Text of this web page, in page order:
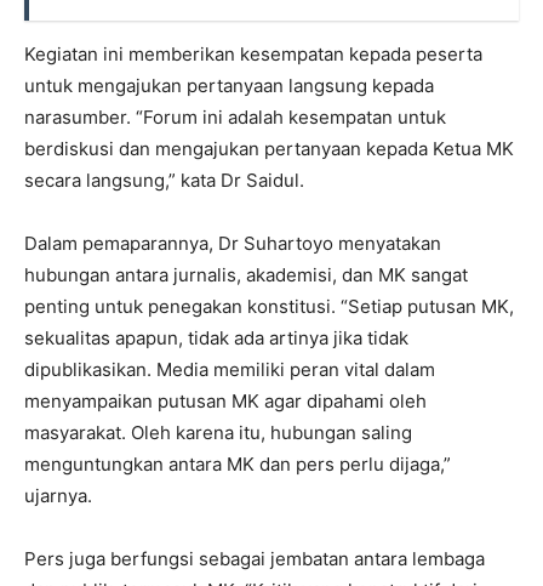
Kegiatan ini memberikan kesempatan kepada peserta
untuk mengajukan pertanyaan langsung kepada
narasumber. “Forum ini adalah kesempatan untuk
berdiskusi dan mengajukan pertanyaan kepada Ketua MK
secara langsung,” kata Dr Saidul.
Dalam pemaparannya, Dr Suhartoyo menyatakan
hubungan antara jurnalis, akademisi, dan MK sangat
penting untuk penegakan konstitusi. “Setiap putusan MK,
sekualitas apapun, tidak ada artinya jika tidak
dipublikasikan. Media memiliki peran vital dalam
menyampaikan putusan MK agar dipahami oleh
masyarakat. Oleh karena itu, hubungan saling
menguntungkan antara MK dan pers perlu dijaga,”
ujarnya.
Pers juga berfungsi sebagai jembatan antara lembaga